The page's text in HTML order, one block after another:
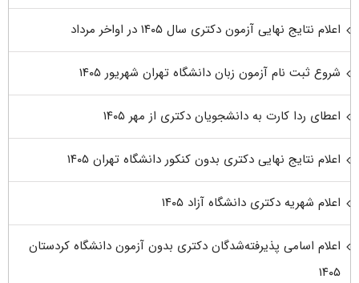
اعلام نتایج نهایی آزمون دکتری سال ۱۴۰۵ در اواخر مرداد
شروع ثبت نام آزمون زبان دانشگاه تهران شهریور ۱۴۰۵
اعطای ردا کارت به دانشجویان دکتری از مهر ۱۴۰۵
اعلام نتایج نهایی دکتری بدون کنکور دانشگاه تهران ۱۴۰۵
اعلام شهریه دکتری دانشگاه آزاد ۱۴۰۵
اعلام اسامی پذیرفته‌شدگان دکتری بدون آزمون دانشگاه کردستان
۱۴۰۵